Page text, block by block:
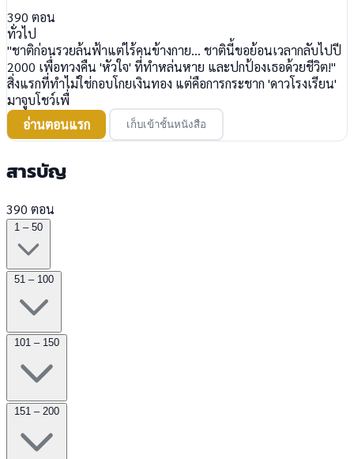
390 ตอน
ทั่วไป
"ชาติก่อนรวยล้นฟ้าแต่ไร้คนข้างกาย... ชาตินี้ขอย้อนเวลากลับไปปี
2000 เพื่อทวงคืน 'หัวใจ' ที่ทำหล่นหาย และปกป้องเธอด้วยชีวิต!"
สิ่งแรกที่ทำไม่ใช่กอบโกยเงินทอง แต่คือการกระชาก 'ดาวโรงเรียน'
มาจูบโชว์เพื่
อ่านตอนแรก
เก็บเข้าชั้นหนังสือ
สารบัญ
390 ตอน
1 – 50
51 – 100
101 – 150
151 – 200